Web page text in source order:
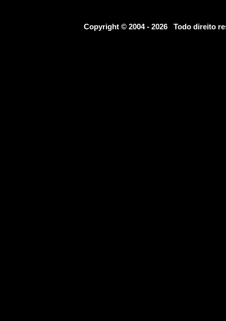
Copyright © 2004 - 2026 Todo direito